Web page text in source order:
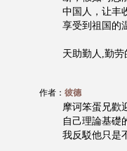
中国人，让丰
享受到祖国的
天助勤人,勤
作者： 彼德
摩诃笨蛋兄歡
自己理論基礎
我反駁他只是